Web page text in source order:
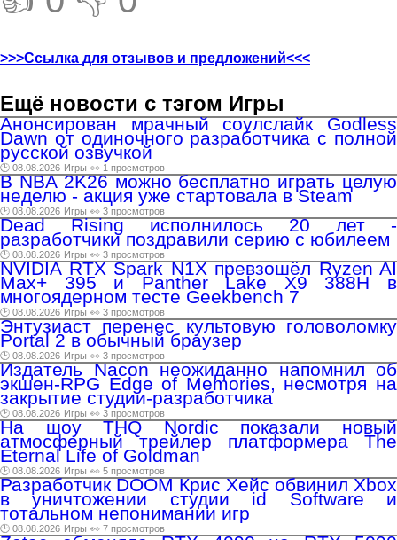
>>>Ссылка для отзывов и предложений<<<
Ещё новости с тэгом Игры
Анонсирован мрачный соулслайк Godless
Dawn от одиночного разработчика с полной
русской озвучкой
🕑 08.08.2026 Игры 👀 1 просмотров
В NBA 2K26 можно бесплатно играть целую
неделю - акция уже стартовала в Steam
🕑 08.08.2026 Игры 👀 3 просмотров
Dead Rising исполнилось 20 лет -
разработчики поздравили серию с юбилеем
🕑 08.08.2026 Игры 👀 3 просмотров
NVIDIA RTX Spark N1X превзошёл Ryzen AI
Max+ 395 и Panther Lake X9 388H в
многоядерном тесте Geekbench 7
🕑 08.08.2026 Игры 👀 3 просмотров
Энтузиаст перенес культовую головоломку
Portal 2 в обычный браузер
🕑 08.08.2026 Игры 👀 3 просмотров
Издатель Nacon неожиданно напомнил об
экшен-RPG Edge of Memories, несмотря на
закрытие студии-разработчика
🕑 08.08.2026 Игры 👀 3 просмотров
На шоу THQ Nordic показали новый
атмосферный трейлер платформера The
Eternal Life of Goldman
🕑 08.08.2026 Игры 👀 5 просмотров
Разработчик DOOM Крис Хейс обвинил Xbox
в уничтожении студии id Software и
тотальном непонимании игр
🕑 08.08.2026 Игры 👀 7 просмотров